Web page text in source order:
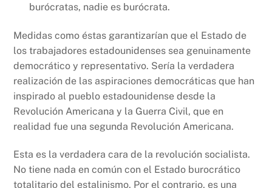
burócratas, nadie es burócrata.
Medidas como éstas garantizarían que el Estado de
los trabajadores estadounidenses sea genuinamente
democrático y representativo. Sería la verdadera
realización de las aspiraciones democráticas que han
inspirado al pueblo estadounidense desde la
Revolución Americana y la Guerra Civil, que en
realidad fue una segunda Revolución Americana.
Esta es la verdadera cara de la revolución socialista.
No tiene nada en común con el Estado burocrático
totalitario del estalinismo. Por el contrario, es una